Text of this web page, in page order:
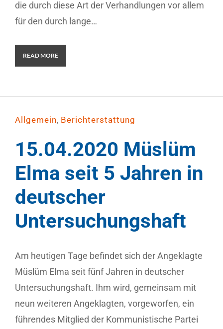
die durch diese Art der Verhandlungen vor allem
für den durch lange…
READ MORE
Allgemein, Berichterstattung
15.04.2020 Müslüm
Elma seit 5 Jahren in
deutscher
Untersuchungshaft
Am heutigen Tage befindet sich der Angeklagte
Müslüm Elma seit fünf Jahren in deutscher
Untersuchungshaft. Ihm wird, gemeinsam mit
neun weiteren Angeklagten, vorgeworfen, ein
führendes Mitglied der Kommunistische Partei